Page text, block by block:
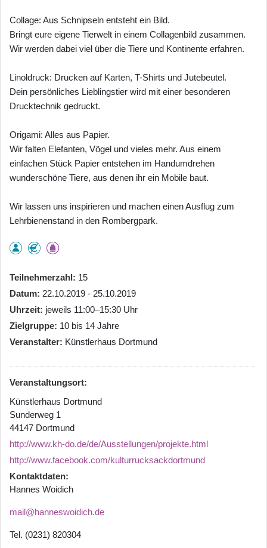
Collage: Aus Schnipseln entsteht ein Bild.
Bringt eure eigene Tierwelt in einem Collagenbild zusammen.
Wir werden dabei viel über die Tiere und Kontinente erfahren.
Linoldruck: Drucken auf Karten, T-Shirts und Jutebeutel.
Dein persönliches Lieblingstier wird mit einer besonderen
Drucktechnik gedruckt.
Origami: Alles aus Papier.
Wir falten Elefanten, Vögel und vieles mehr. Aus einem
einfachen Stück Papier entstehen im Handumdrehen
wunderschöne Tiere, aus denen ihr ein Mobile baut.
Wir lassen uns inspirieren und machen einen Ausflug zum
Lehrbienenstand in den Rombergpark.
Teilnehmerzahl
15
Datum 22.10.2019 - 25.10.2019
Uhrzeit jeweils 11:00–15:30 Uhr
Zielgruppe 10 bis 14 Jahre
Veranstalter Künstlerhaus Dortmund
Veranstaltungsort:
Künstlerhaus Dortmund
Sunderweg 1
44147 Dortmund
http://www.kh-do.de/de/Ausstellungen/projekte.html
http://www.facebook.com/kulturrucksackdortmund
Kontaktdaten
Hannes Woidich
mail@hanneswoidich.de
Tel. (0231) 820304